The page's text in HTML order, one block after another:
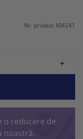
Nr. produs: KM241
+
o reducere de
noastră.